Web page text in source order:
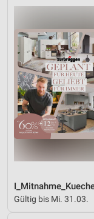
Gültig bis Mi. 31.03.